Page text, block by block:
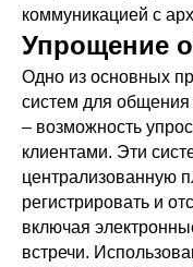
коммуникацией с
Упрощение
Одно из основных
систем для общения
– возможность
клиентами. Эти
централизованную
регистрировать и
включая
встречи.